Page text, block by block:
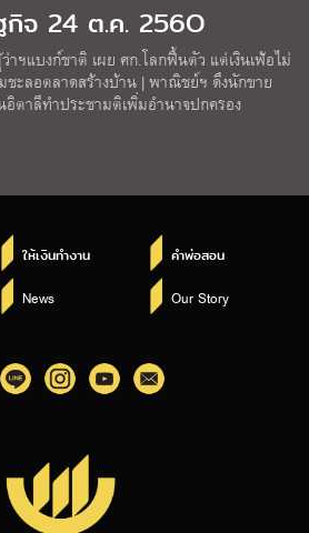
กิจ 24 ต.ค. 256O
าฯแบงก์ชาติ เผย ศก.โลกฟื้นตัว แต่เงินเฟ้อไม่
ชะลอตลาดสร้างบ้าน | พาณิชย์ฯ ดึงนักขาย
ตาลีทำประชามติเพิ่มอำนาจปกครอง
ให้เงินทำงาน คำพ่อสอน
News Our Story